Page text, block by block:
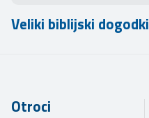
Veliki biblijski dogodki
Otroci